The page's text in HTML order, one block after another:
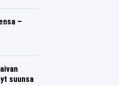
–
suunsa